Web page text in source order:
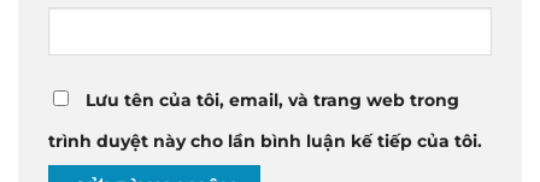
Lưu tên của tôi, email, và trang web trong
trình duyệt này cho lần bình luận kế tiếp của tôi.